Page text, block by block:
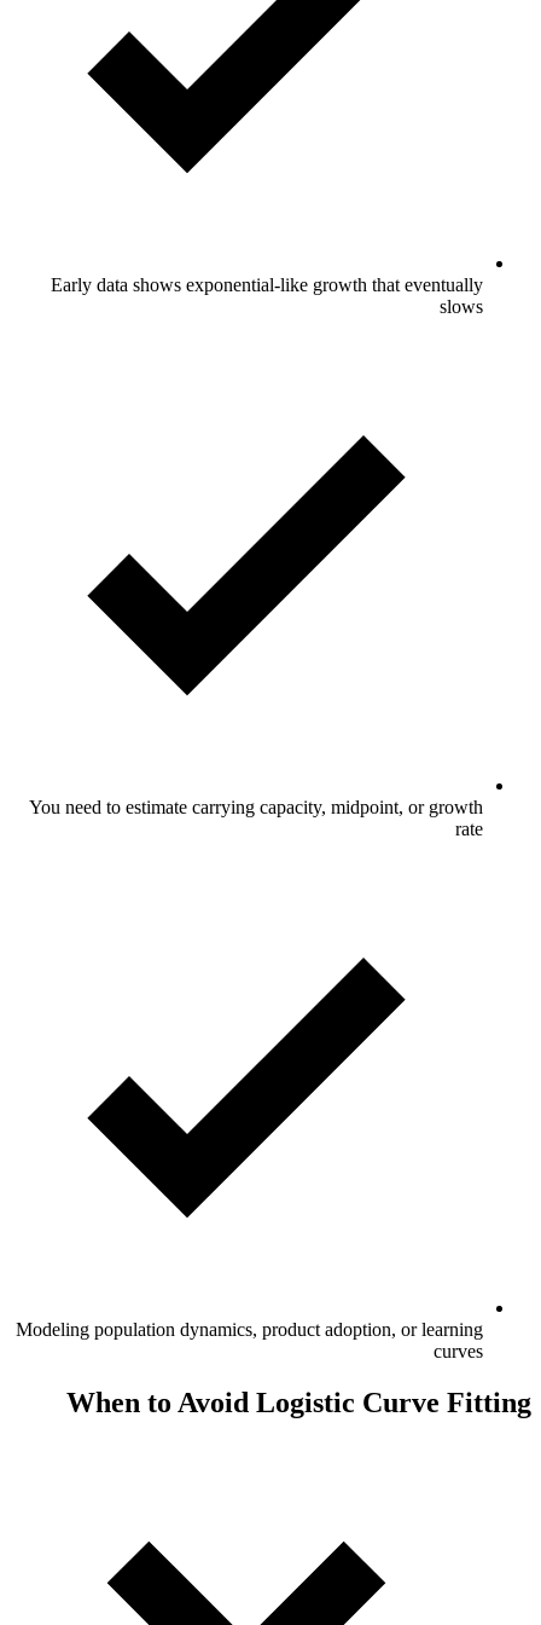
You
Modeling